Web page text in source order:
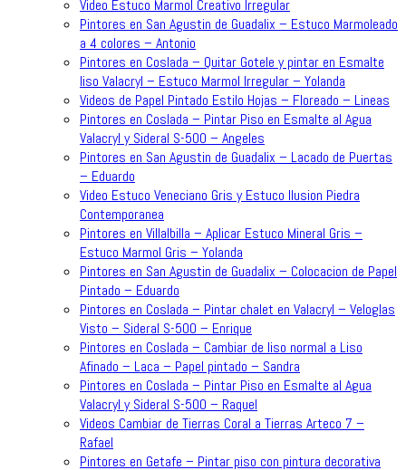
Video Estuco Marmol Creativo Irregular
Pintores en San Agustin de Guadalix – Estuco Marmoleado
a 4 colores – Antonio
Pintores en Coslada – Quitar Gotele y pintar en Esmalte
liso Valacryl – Estuco Marmol Irregular – Yolanda
Videos de Papel Pintado Estilo Hojas – Floreado – Lineas
Pintores en Coslada – Pintar Piso en Esmalte al Agua
Valacryl y Sideral S-500 – Angeles
Pintores en San Agustin de Guadalix – Lacado de Puertas
– Eduardo
Video Estuco Veneciano Gris y Estuco Ilusion Piedra
Contemporanea
Pintores en Villalbilla – Aplicar Estuco Mineral Gris –
Estuco Marmol Gris – Yolanda
Pintores en San Agustin de Guadalix – Colocacion de Papel
Pintado – Eduardo
Pintores en Coslada – Pintar chalet en Valacryl – Veloglas
Visto – Sideral S-500 – Enrique
Pintores en Coslada – Cambiar de liso normal a Liso
Afinado – Laca – Papel pintado – Sandra
Pintores en Coslada – Pintar Piso en Esmalte al Agua
Valacryl y Sideral S-500 – Raquel
Videos Cambiar de Tierras Coral a Tierras Arteco 7 –
Rafael
Pintores en Getafe – Pintar piso con pintura decorativa